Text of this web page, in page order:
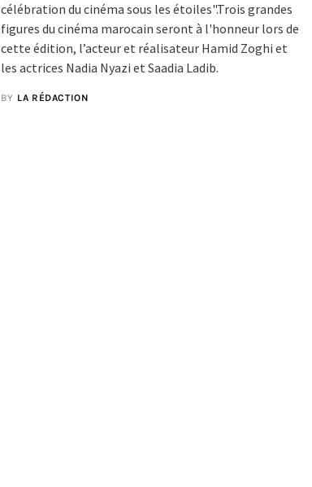
célébration du cinéma sous les étoiles".Trois grandes
figures du cinéma marocain seront à l'honneur lors de
cette édition, l’acteur et réalisateur Hamid Zoghi et
les actrices Nadia Nyazi et Saadia Ladib.
BY LA RÉDACTION